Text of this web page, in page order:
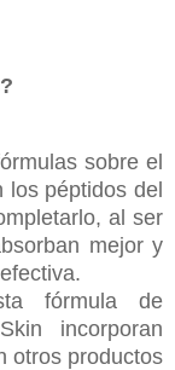
sobre el
los péptidos del
al ser
mejor y
fórmula de
incorporan
otros productos